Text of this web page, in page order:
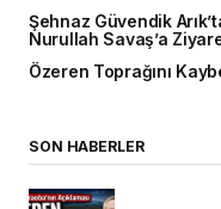
Şehnaz Güvendik
Nurullah Savaş’a
Özeren Toprağını
SON HABERLER